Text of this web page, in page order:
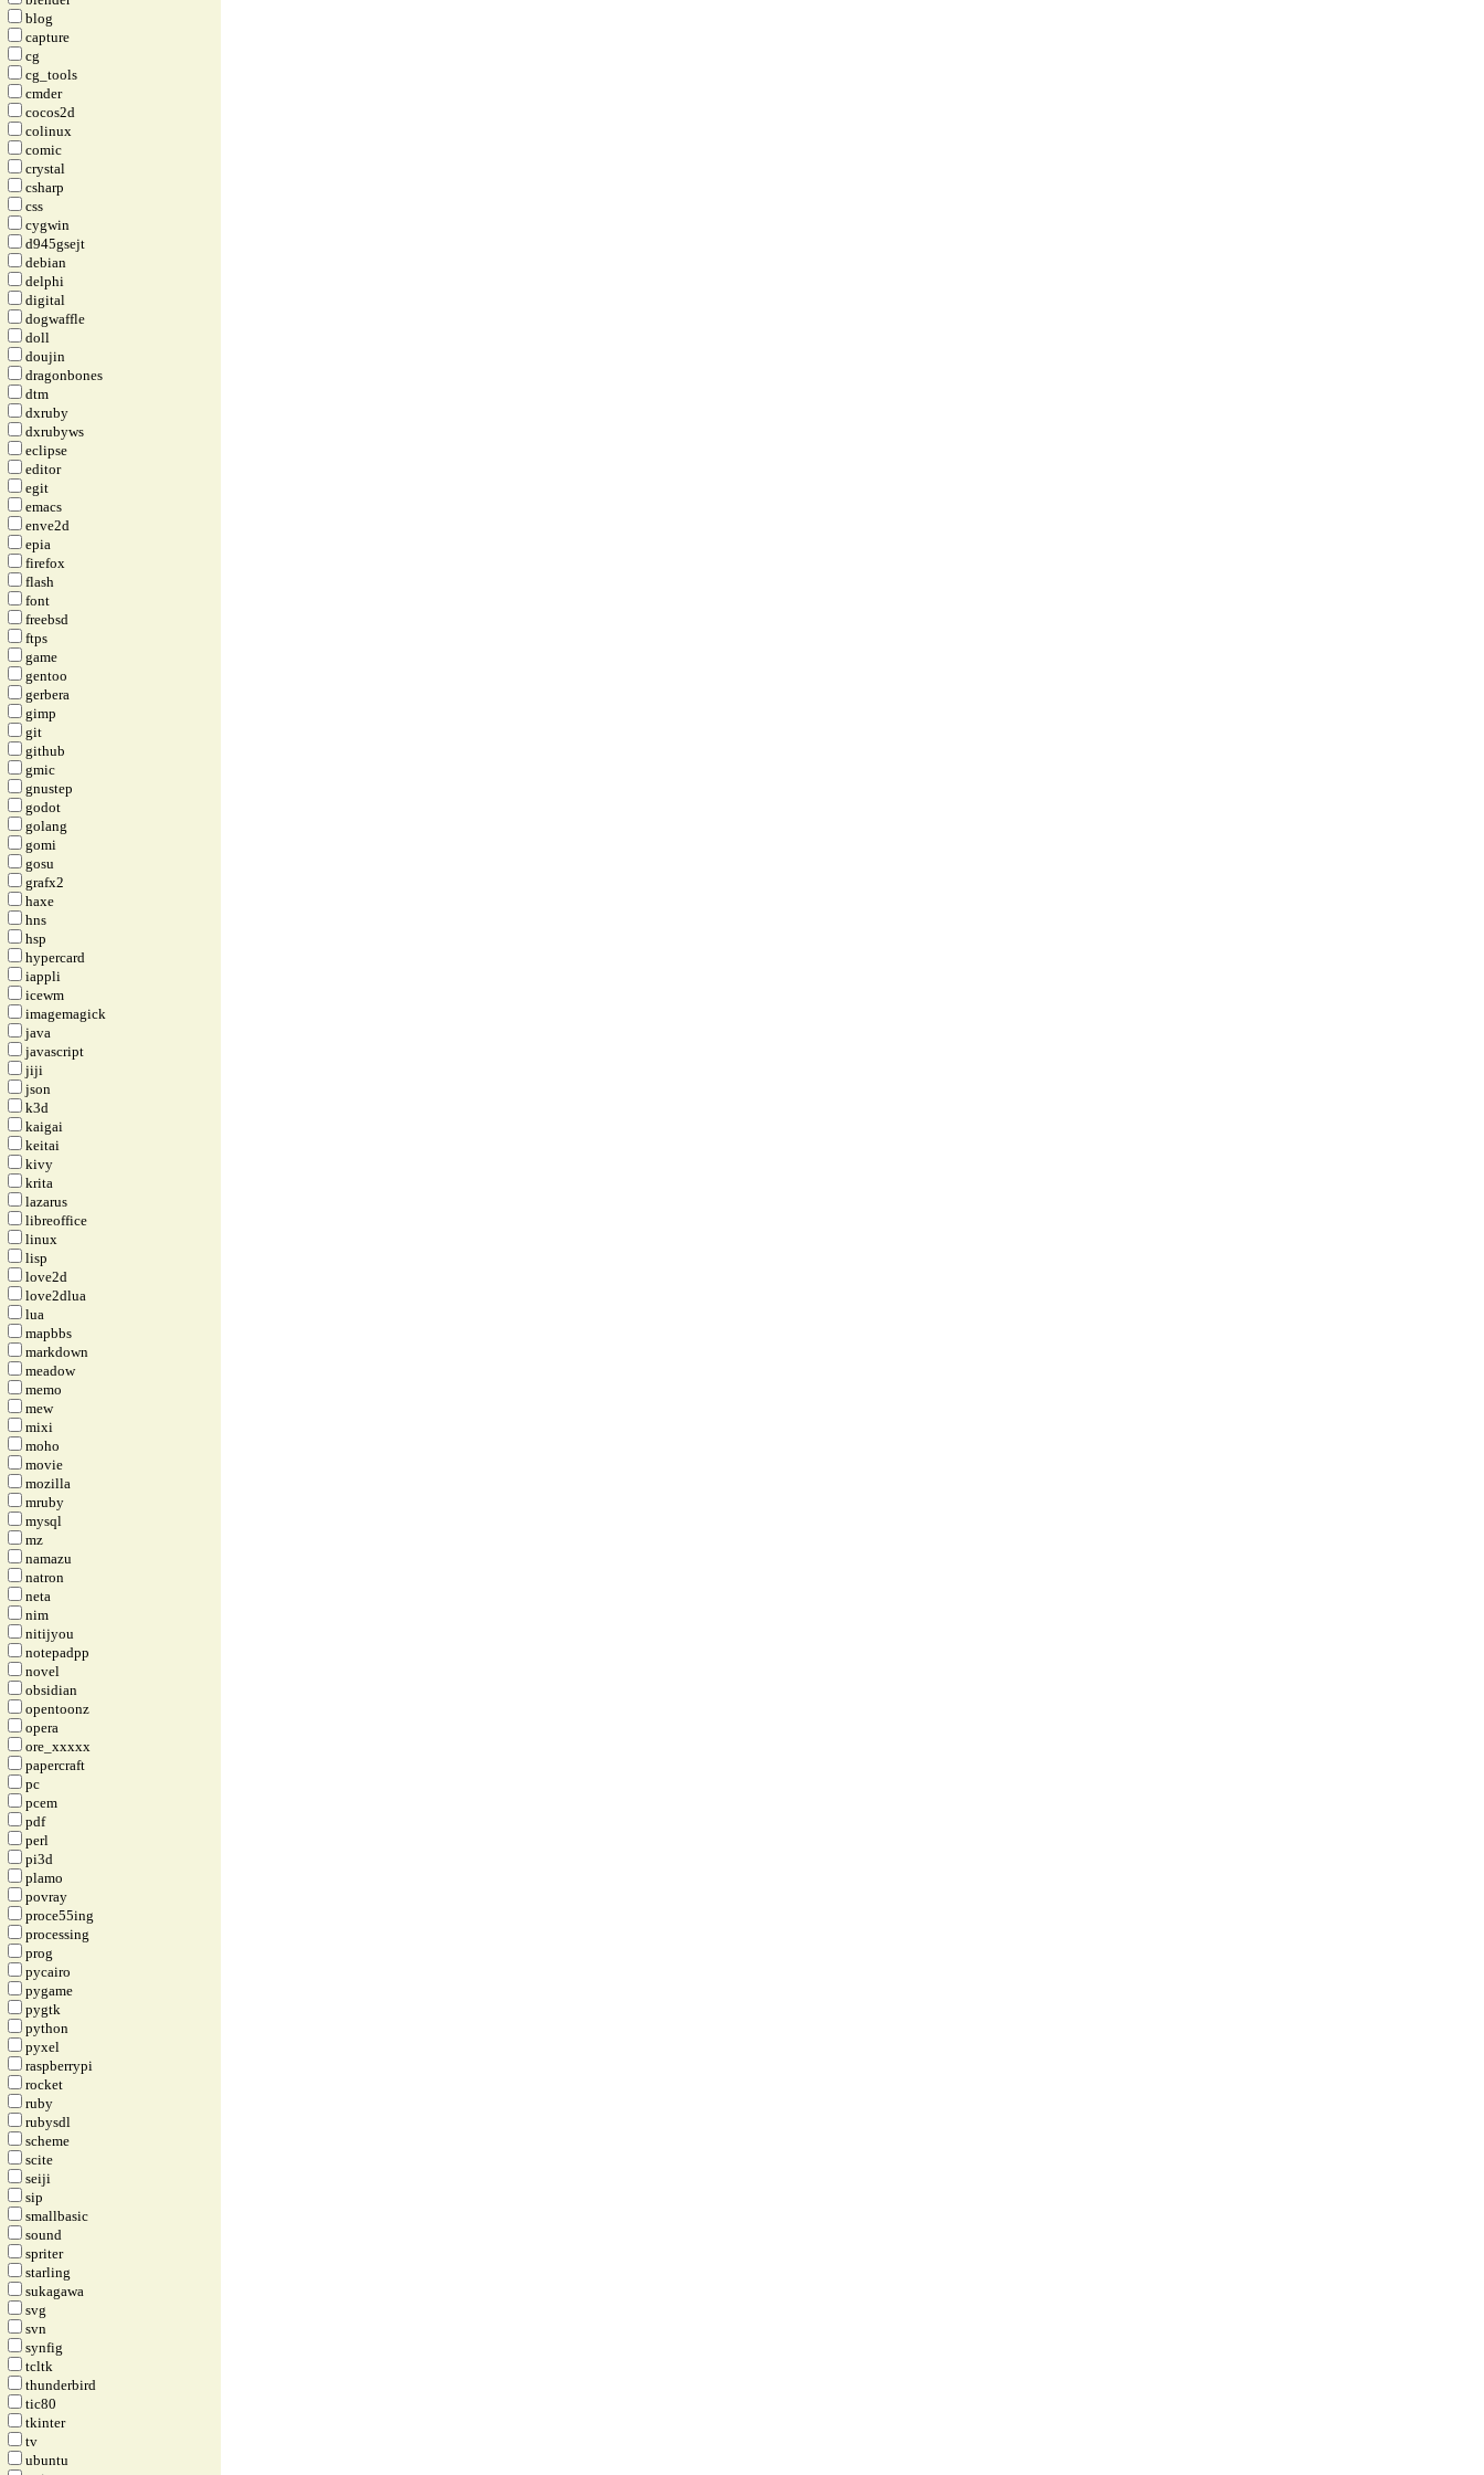
blog
capture
cg
cg_tools
cmder
cocos2d
colinux
comic
crystal
csharp
css
cygwin
d945gsejt
debian
delphi
digital
dogwaffle
doll
doujin
dragonbones
dtm
dxruby
dxrubyws
eclipse
editor
egit
emacs
enve2d
epia
firefox
flash
font
freebsd
ftps
game
gentoo
gerbera
gimp
git
github
gmic
gnustep
godot
golang
gomi
gosu
grafx2
haxe
hns
hsp
hypercard
iappli
icewm
imagemagick
java
javascript
jiji
json
k3d
kaigai
keitai
kivy
krita
lazarus
libreoffice
linux
lisp
love2d
love2dlua
lua
mapbbs
markdown
meadow
memo
mew
mixi
moho
movie
mozilla
mruby
mysql
mz
namazu
natron
neta
nim
nitijyou
notepadpp
novel
obsidian
opentoonz
opera
ore_xxxxx
papercraft
pc
pcem
pdf
perl
pi3d
plamo
povray
proce55ing
processing
prog
pycairo
pygame
pygtk
python
pyxel
raspberrypi
rocket
ruby
rubysdl
scheme
scite
seiji
sip
smallbasic
sound
spriter
starling
sukagawa
svg
svn
synfig
tcltk
thunderbird
tic80
tkinter
tv
ubuntu